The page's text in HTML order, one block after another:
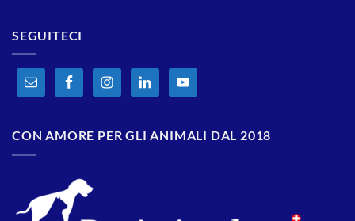
SEGUITECI
CON AMORE PER GLI ANIMALI DAL 2018